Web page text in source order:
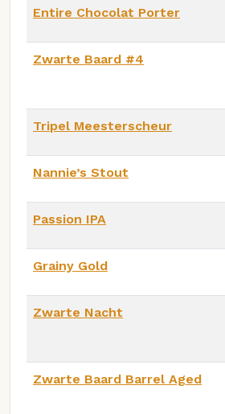
Entire Chocolat Porter
Zwarte Baard #4
Tripel Meesterscheur
Nannie’s Stout
Passion IPA
Grainy Gold
Zwarte Nacht
Zwarte Baard Barrel Aged